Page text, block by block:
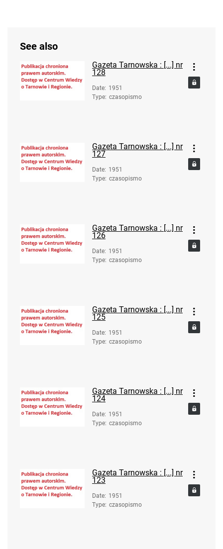
See also
Gazeta Tarnowska : [...] nr
128
Date: 1951
Type: czasopismo
Gazeta Tarnowska : [...] nr
127
Date: 1951
Type: czasopismo
Gazeta Tarnowska : [...] nr
126
Date: 1951
Type: czasopismo
Gazeta Tarnowska : [...] nr
125
Date: 1951
Type: czasopismo
Gazeta Tarnowska : [...] nr
124
Date: 1951
Type: czasopismo
Gazeta Tarnowska : [...] nr
123
Date: 1951
Type: czasopismo